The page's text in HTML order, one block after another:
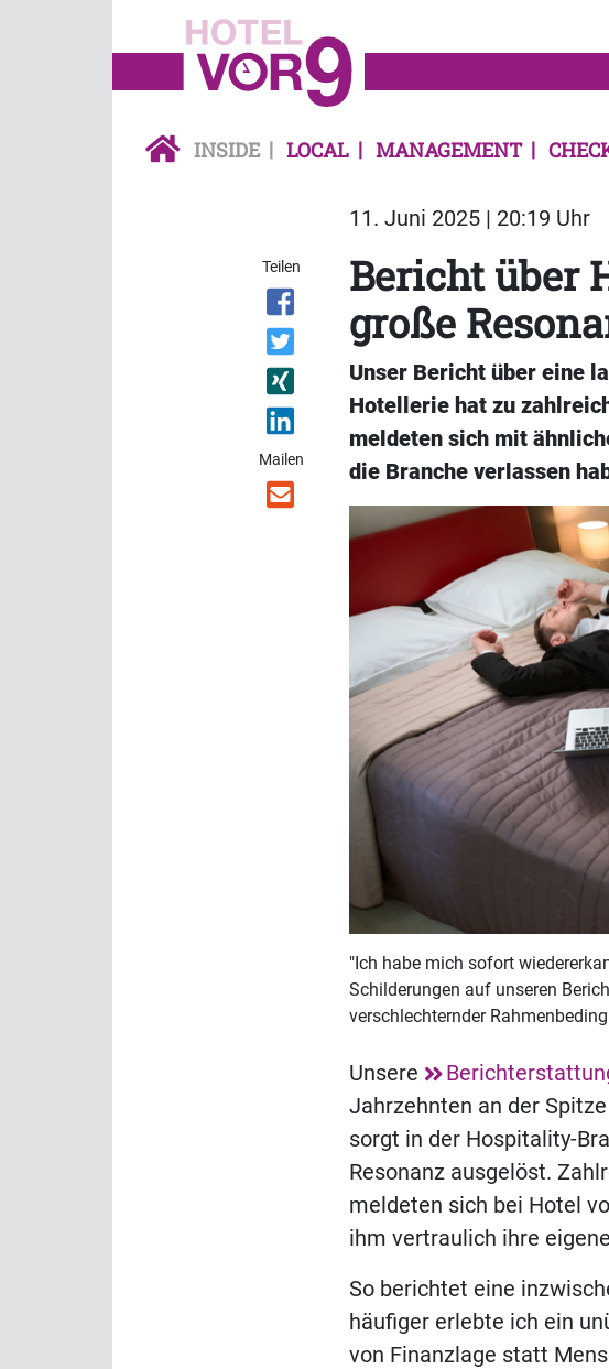
INSIDE LOCAL MANAGEMENT
11. Juni 2025 | 20:19 Uhr
Teilen
Mailen
Bericht über
große
Unser Bericht über eine
Hotellerie hat zu
meldeten sich mit
die Branche verlassen
"Ich habe mich sofort
Schilderungen auf unseren
verschlechternder
Unsere
Jahrzehnten an der
sorgt in der Hospitality-
Resonanz ausgelöst.
meldeten sich bei Hotel
ihm vertraulich ihre
So berichtet eine
häufiger erlebte ich ein
von Finanzlage statt